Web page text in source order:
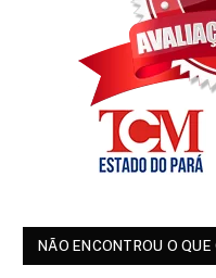
NÃO ENCONTROU O QUE